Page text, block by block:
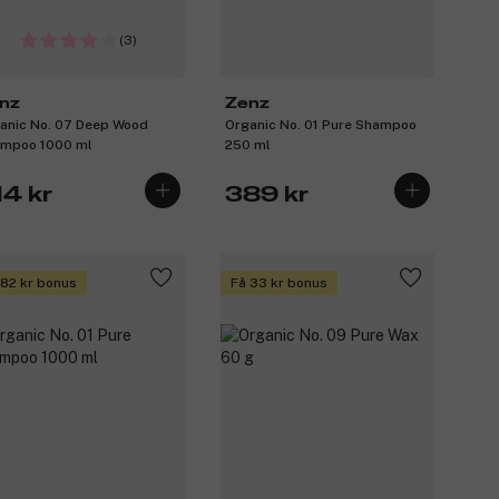
(3)
No. 07 Deep Wood
1000 ml
kr
Zenz
Organic No. 01 Pure Shampoo
250 ml
389 kr
kr bonus Få 33 kr bonus